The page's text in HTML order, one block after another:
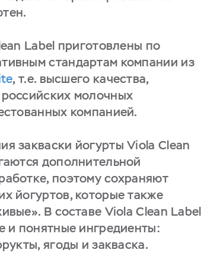
Label приготовлены по
стандартам компании из
, т.е. высшего качества,
молочных
компанией.
закваски йогурты Viola Clean
дополнительной
поэтому сохраняют
йогуртов, которые также
В составе Viola Clean Label
и понятные ингредиенты:
ягоды и закваска.